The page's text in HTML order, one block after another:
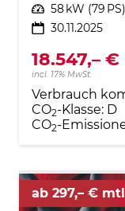
Leistung 58 kW (79 PS)
30.11.2025
18.547,– €
incl. 17% MwSt.
Verbrauch
CO2-Klasse: D
CO2-
ab 297,– €